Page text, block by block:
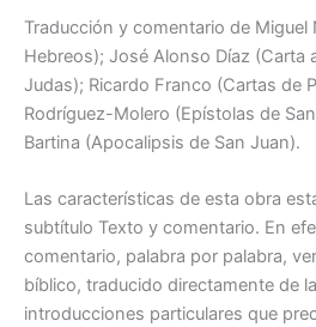
Traducción y comentario de Miguel
Hebreos); José Alonso Díaz (Carta
Judas); Ricardo Franco (Cartas de
Rodríguez-Molero (Epístolas de
Bartina (Apocalipsis de San Juan).
Las características de esta obra
subtítulo Texto y comentario. En
comentario, palabra por palabra,
bíblico, traducido directamente de
introducciones particulares que